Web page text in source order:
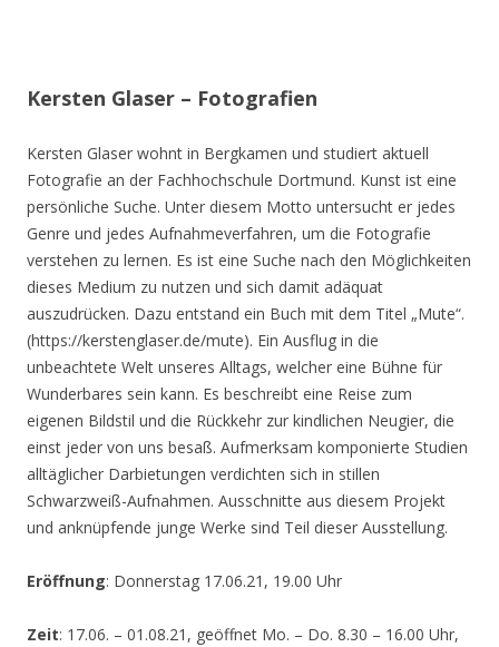
Kersten Glaser – Fotografien
Kersten Glaser wohnt in Bergkamen und studiert aktuell
Fotografie an der Fachhochschule Dortmund. Kunst ist eine
persönliche Suche. Unter diesem Motto untersucht er jedes
Genre und jedes Aufnahmeverfahren, um die Fotografie
verstehen zu lernen. Es ist eine Suche nach den Möglichkeiten
dieses Medium zu nutzen und sich damit adäquat
auszudrücken. Dazu entstand ein Buch mit dem Titel „Mute“.
(https://kerstenglaser.de/mute). Ein Ausflug in die
unbeachtete Welt unseres Alltags, welcher eine Bühne für
Wunderbares sein kann. Es beschreibt eine Reise zum
eigenen Bildstil und die Rückkehr zur kindlichen Neugier, die
einst jeder von uns besaß. Aufmerksam komponierte Studien
alltäglicher Darbietungen verdichten sich in stillen
Schwarzweiß-Aufnahmen. Ausschnitte aus diesem Projekt
und anknüpfende junge Werke sind Teil dieser Ausstellung.
Eröffnung: Donnerstag 17.06.21, 19.00 Uhr
Zeit: 17.06. – 01.08.21, geöffnet Mo. – Do. 8.30 – 16.00 Uhr,